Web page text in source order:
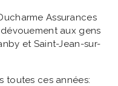
Assurances
aux gens
et Saint-Jean-sur-
toutes ces années: